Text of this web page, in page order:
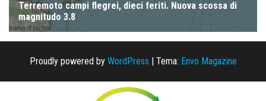
Proudly powered by WordPress | Tema: Envo Magazine